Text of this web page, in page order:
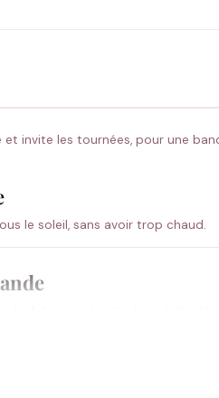
invite les tournées, pour une
le soleil, sans avoir trop chaud.